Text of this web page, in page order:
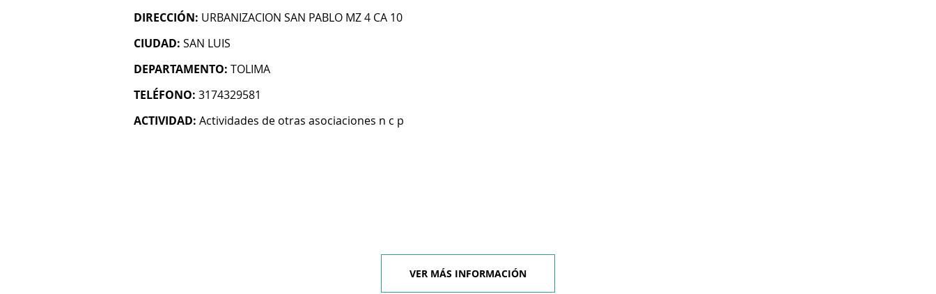
DIRECCIÓN: URBANIZACION SAN PABLO MZ 4 CA 10
CIUDAD: SAN LUIS
DEPARTAMENTO: TOLIMA
TELÉFONO: 3174329581
ACTIVIDAD: Actividades de otras asociaciones n c p
VER MÁS INFORMACIÓN